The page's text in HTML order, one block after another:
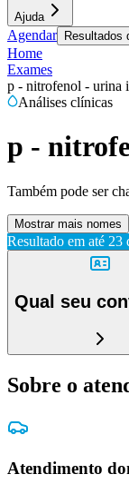
Ajuda
Agendar Resultados
Home
Exames
p - nitrofenol - urina
Análises clínicas
p -
Também pode ser
Mostrar mais nomes
Resultado em até 23
Qual seu
Sobre o
Atendimento